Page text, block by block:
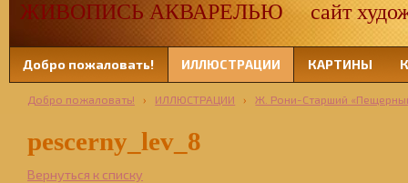
ЖИВОПИСЬ АКВАРЕЛЬЮ сайт
Добро пожаловать! ИЛЛЮСТРАЦИИ КАРТИНЫ
Добро пожаловать! › ИЛЛЮСТРАЦИИ › Ж. Рони-Старший
pescerny_lev_8
Вернуться к списку